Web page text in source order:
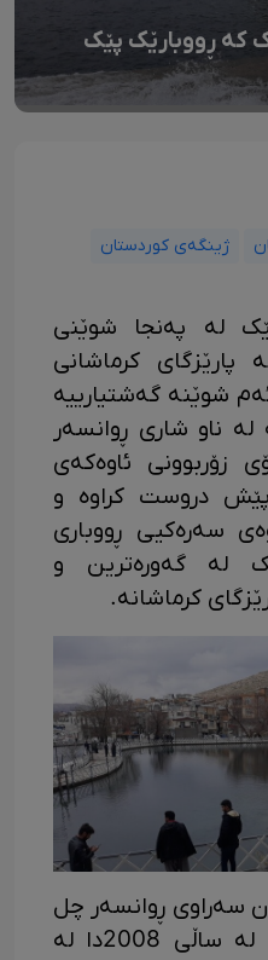
کە ڕووبارێک پێک
ژینگەی کوردستان
لە پەنجا شوێنی
پارێزگای کرماشانی
شوێنە گەشتیارییە
ناو شاری ڕوانسەر
زۆربوونی ئاوەکەی
دروست کراوە و
سەرەکیی ڕووباری
لە گەورەترین و
کرماشانە.
سەراوی ڕوانسەر چل
هەزار ساڵی تەمەنە و لە ساڵی 2008دا لە